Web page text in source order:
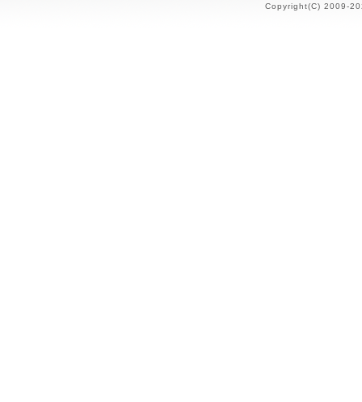
Copyright(C) 2009-